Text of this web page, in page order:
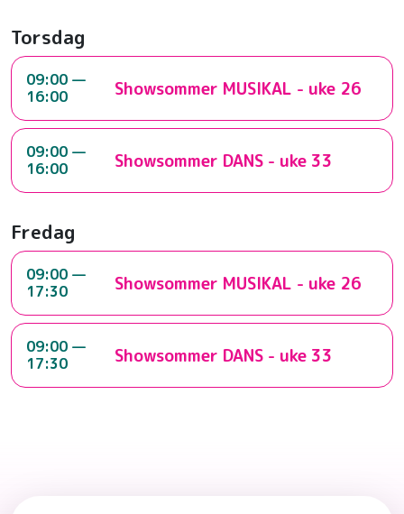
Torsdag
09:00 —
16:00
Showsommer MUSIKAL - uke 26
09:00 —
16:00
Showsommer DANS - uke 33
Fredag
09:00 —
17:30
Showsommer MUSIKAL - uke 26
09:00 —
17:30
Showsommer DANS - uke 33